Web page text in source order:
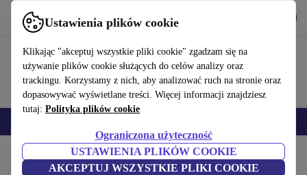
Ustawienia plików cookie
Klikając "akceptuj wszystkie pliki cookie" zgadzam się na
używanie plików cookie służących do celów analizy oraz
trackingu. Korzystamy z nich, aby analizować ruch na stronie oraz
dopasowywać wyświetlane treści. Więcej informacji znajdziesz
tutaj: Polityka plików cookie
Ograniczona użyteczność
USTAWIENIA PLIKÓW COOKIE
AKCEPTUJ WSZYSTKIE PLIKI COOKIE
Korzystaj z refurbed szybko i łatwo
Niemowlęta i dzieci Wózki dziecięce & spacerowe